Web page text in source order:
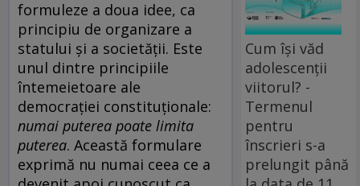
formuleze a doua idee, ca
principiu de organizare a
statului și a societății. Este
unul dintre principiile
întemeietoare ale
democrației constituționale:
numai puterea poate limita
puterea. Această formulare
exprimă nu numai ceea ce a
Cum își văd
adolescenții
viitorul? -
Termenul
pentru
înscrieri s-a
prelungit până